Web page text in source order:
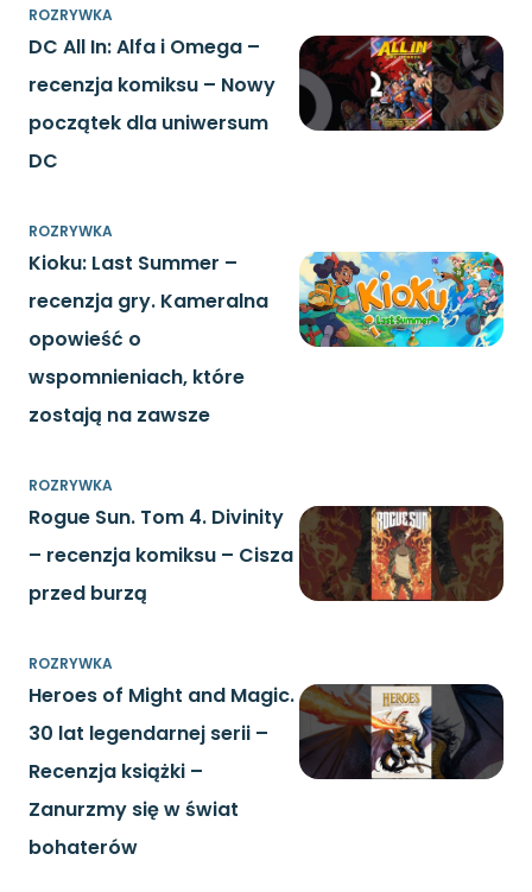
ROZRYWKA
DC All In: Alfa i Omega –
recenzja komiksu – Nowy
początek dla uniwersum
DC
ROZRYWKA
Kioku: Last Summer –
recenzja gry. Kameralna
opowieść o
wspomnieniach, które
zostają na zawsze
ROZRYWKA
Rogue Sun. Tom 4. Divinity
– recenzja komiksu – Cisza
przed burzą
ROZRYWKA
Heroes of Might and Magic.
30 lat legendarnej serii –
Recenzja książki –
Zanurzmy się w świat
bohaterów